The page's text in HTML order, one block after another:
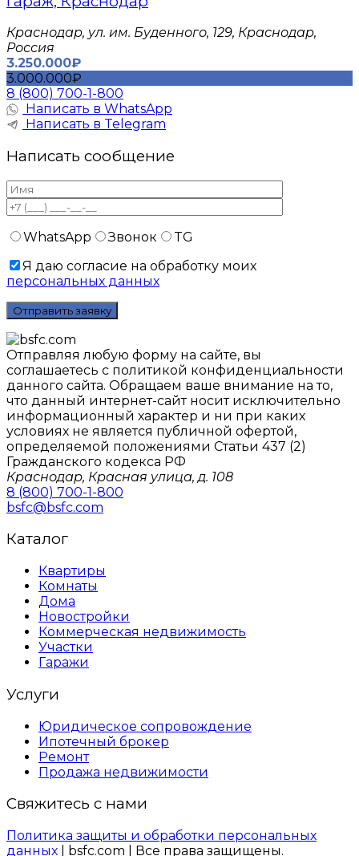
Краснодар, ул. им. Буденного, 129, Краснодар,
Россия
3.250.000₽
3.000.000₽
8 (800) 700-1-800
Написать в WhatsApp
Написать в Telegram
Написать сообщение
WhatsApp Звонок
TG
Я даю согласие на обработку моих
персональных данных
Отправляя любую форму на сайте, вы
соглашаетесь с политикой конфиденциальности
данного сайтa. Обращаем ваше внимание на то,
что данный интернет-сайт носит исключительно
информационный характер и ни при каких
условиях не является публичной офертой,
определяемой положениями Статьи 437 (2)
Гражданского кодекса РФ
Краснодар, Красная улица, д. 108
8 (800) 700-1-800
bsfc@bsfc.com
Каталог
Квартиры
Комнаты
Дома
Новостройки
Коммерческая недвижимость
Участки
Гаражи
Услуги
Юридическое сопровождение
Ипотечный брокер
Ремонт
Продажа недвижимости
Свяжитесь с нами
Политика защиты и обработки персональных
данных
| bsfc.com | Все права защищены.